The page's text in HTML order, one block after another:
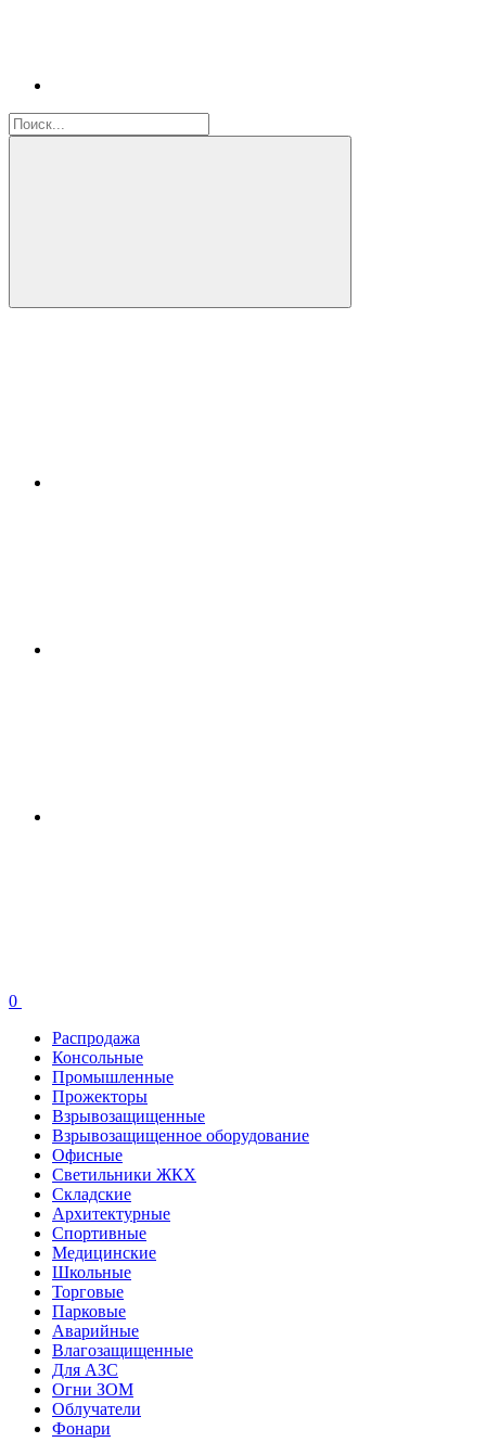
0
Распродажа
Консольные
Промышленные
Прожекторы
Взрывозащищенные
Взрывозащищенное оборудование
Офисные
Cветильники ЖКХ
Складские
Архитектурные
Спортивные
Медицинские
Школьные
Торговые
Парковые
Аварийные
Влагозащищенные
Для АЗС
Огни ЗОМ
Облучатели
Фонари